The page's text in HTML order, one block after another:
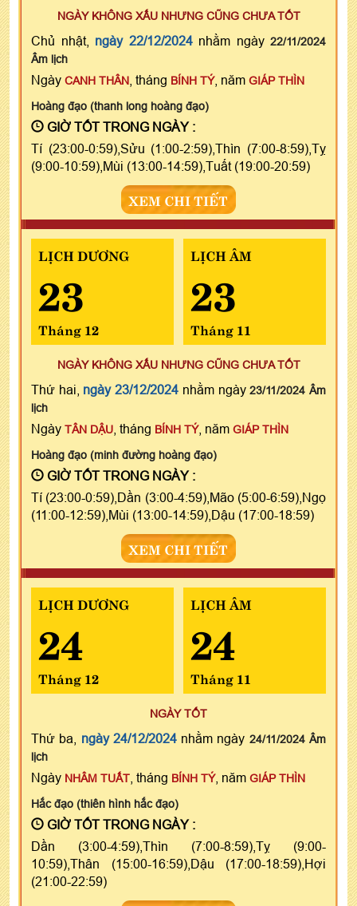
NGÀY KHÔNG XẤU NHƯNG CŨNG CHƯA TỐT
Chủ nhật, ngày 22/12/2024nhằm ngày 22/11/2024
Âm lịch
Ngày CANH THÂN , tháng BÍNH TÝ, năm GIÁP THÌN
Hoàng đạo (thanh long hoàng đạo)
GIỜ TỐT TRONG NGÀY :
Tí (23:00-0:59),Sửu (1:00-2:59),Thìn (7:00-8:59),Tỵ
(9:00-10:59),Mùi (13:00-14:59),Tuất (19:00-20:59)
XEM CHI TIẾT
LỊCH DƯƠNG
23
Tháng 12
LỊCH ÂM
23
Tháng 11
NGÀY KHÔNG XẤU NHƯNG CŨNG CHƯA TỐT
Thứ hai, ngày 23/12/2024 nhằm ngày23/11/2024 Âm
lịch
Ngày TÂN DẬU , tháng BÍNH TÝ, năm GIÁP THÌN
Hoàng đạo (minh đường hoàng đạo)
GIỜ TỐT TRONG NGÀY :
Tí (23:00-0:59),Dần (3:00-4:59),Mão (5:00-6:59),Ngọ
(11:00-12:59),Mùi (13:00-14:59),Dậu (17:00-18:59)
XEM CHI TIẾT
LỊCH DƯƠNG
24
Tháng 12
LỊCH ÂM
24
Tháng 11
NGÀY TỐT
Thứ ba, ngày 24/12/2024nhằm ngày 24/11/2024 Âm
lịch
Ngày NHÂM TUẤT , tháng BÍNH TÝ, năm GIÁP THÌN
Hắc đạo (thiên hình hắc đạo)
GIỜ TỐT TRONG NGÀY :
Dần (3:00-4:59),Thìn (7:00-8:59),Tỵ (9:00-
10:59),Thân (15:00-16:59),Dậu (17:00-18:59),Hợi
(21:00-22:59)